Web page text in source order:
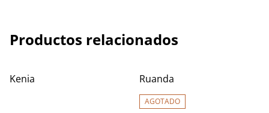
Productos relacionados
Kenia Ruanda
AGOTADO